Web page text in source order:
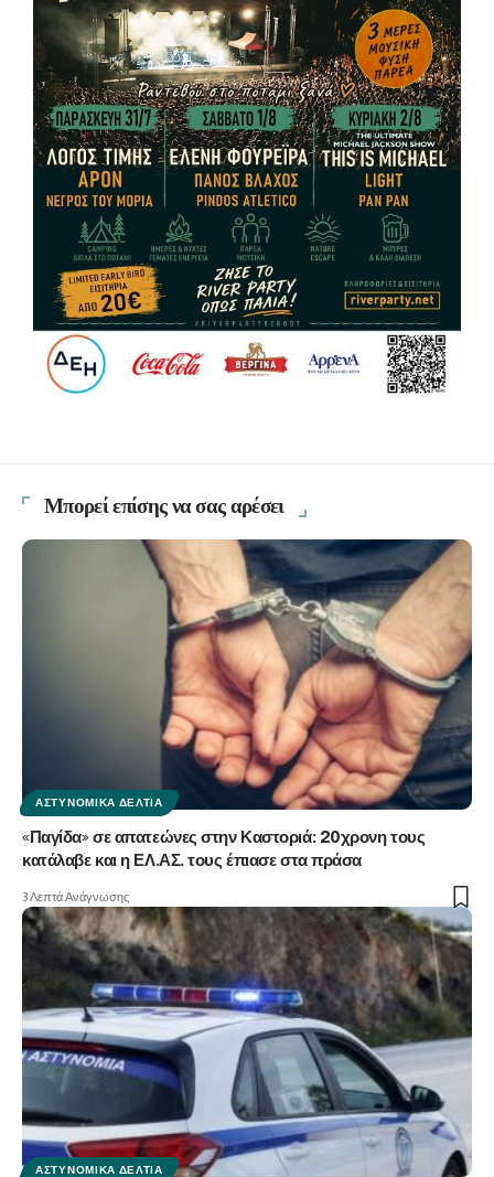
Μπορεί επίσης να σας αρέσει
ΑΣΤΥΝΟΜΙΚΆ ΔΕΛΤΊΑ
«Παγίδα» σε απατεώνες στην Καστοριά: 20χρονη τους
κατάλαβε και η ΕΛ.ΑΣ. τους έπιασε στα πράσα
3 Λεπτά Ανάγνωσης
ΑΣΤΥΝΟΜΙΚΆ ΔΕΛΤΊΑ